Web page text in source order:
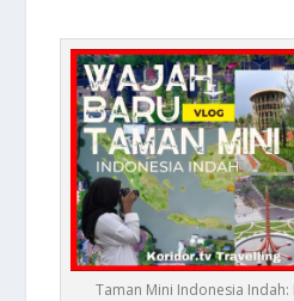
Taman Mini Indonesia Indah: